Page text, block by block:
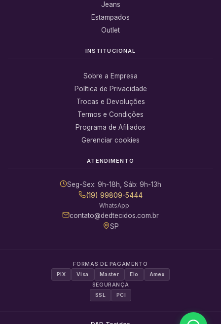
Jeans
Estampados
Outlet
INSTITUCIONAL
Sobre a Empresa
Política de Privacidade
Trocas e Devoluções
Termos e Condições
Programa de Afiliados
Gerenciar cookies
ATENDIMENTO
Seg-Sex: 9h-18h, Sáb: 9h-13h
(19) 99809-5444
WhatsApp
contato@dedtecidos.com.br
SP
FORMAS DE PAGAMENTO
PIX Visa Master Elo Amex
SEGURANÇA
SSL PCI